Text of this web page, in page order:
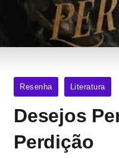
Resenha Literatura
Desejos
Perdição